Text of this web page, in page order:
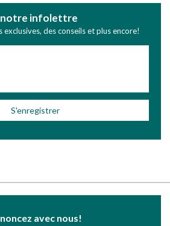
notre infolettre
des conseils et plus encore!
avec nous!